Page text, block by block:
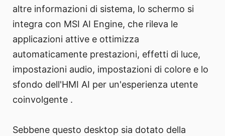
altre informazioni di sistema, lo schermo si
integra con MSI AI Engine, che rileva le
applicazioni attive e ottimizza
automaticamente prestazioni, effetti di luce,
impostazioni audio, impostazioni di colore e lo
sfondo dell'HMI AI per un'esperienza utente
coinvolgente .
Sebbene questo desktop sia dotato della